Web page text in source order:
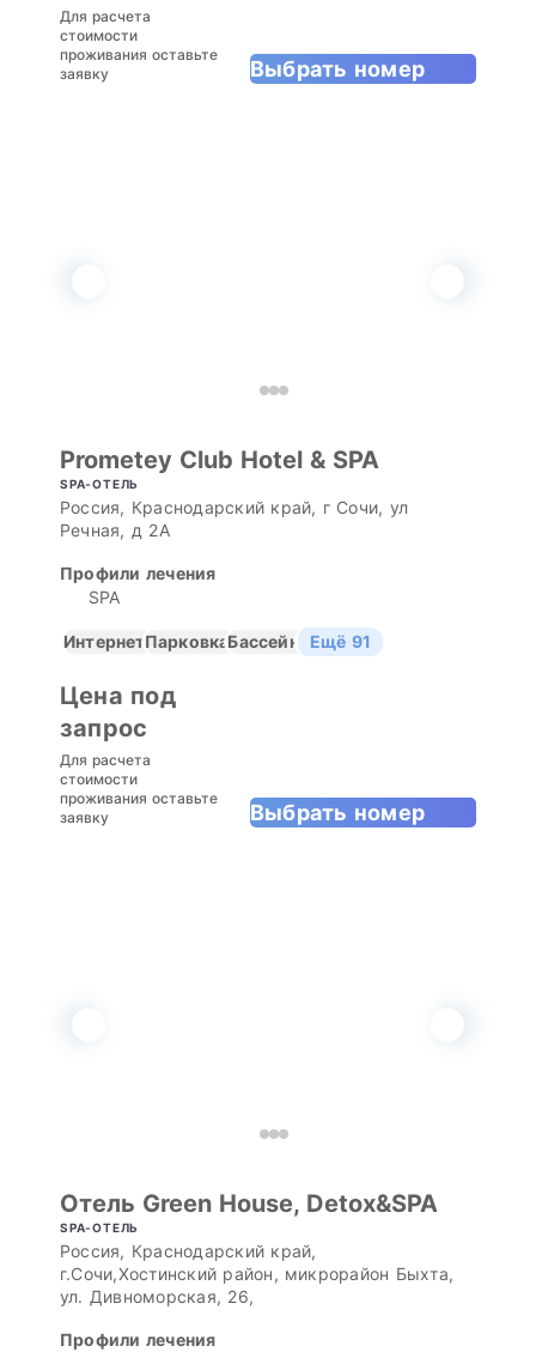
Для расчета
стоимости
проживания оставьте
заявку
Выбрать номер
Prometey Club Hotel & SPA
SPA-ОТЕЛЬ
Россия, Краснодарский край, г Сочи, ул
Речная, д 2А
Профили лечения
SPA
ИнтернетПарковкаБассейн Ещё 91
Цена под
запрос
Для расчета
стоимости
проживания оставьте
заявку
Выбрать номер
Отель Green House, Detox&SPA
SPA-ОТЕЛЬ
Россия, Краснодарский край,
г.Сочи,Хостинский район, микрорайон Быхта,
ул. Дивноморская, 26,
Профили лечения